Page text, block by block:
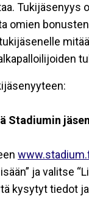
Tukijäsenyys
omien
Stadiumin
ja valitse
kysytyt tiedot